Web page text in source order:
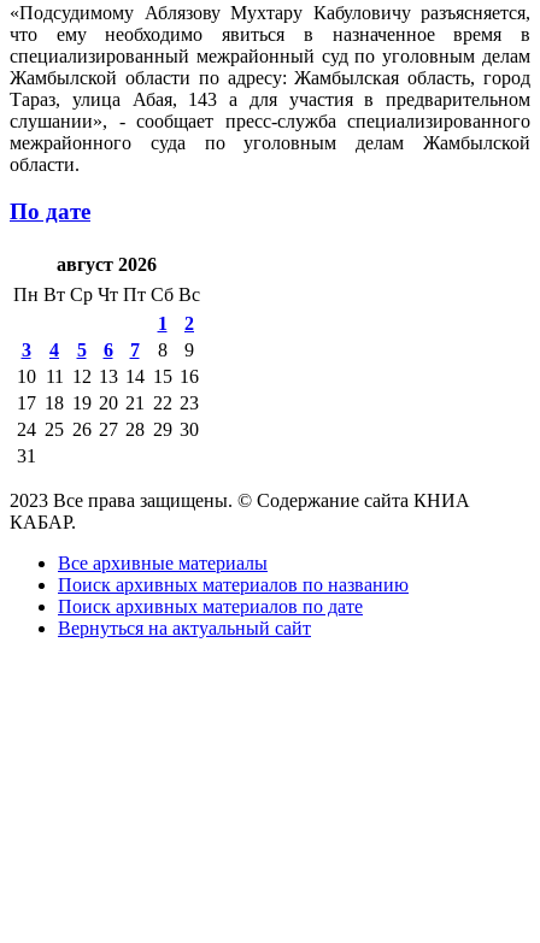
«Подсудимому Аблязову Мухтару Кабуловичу разъясняется,
что ему необходимо явиться в назначенное время в
специализированный межрайонный суд по уголовным делам
Жамбылской области по адресу: Жамбылская область, город
Тараз, улица Абая, 143 а для участия в предварительном
слушании», - сообщает пресс-служба специализированного
межрайонного суда по уголовным делам Жамбылской
области.
По дате
август 2026
Пн Вт Ср Чт Пт Сб Вс
1
2
3
4 5 6 7 8
9
10 11 12 13 14 15 16
17 18 19 20 21 22 23
24 25 26 27 28 29 30
31
2023 Все права защищены. © Содержание сайта КНИА
КАБАР.
Все архивные материалы
Поиск архивных материалов по названию
Поиск архивных материалов по дате
Вернуться на актуальный сайт